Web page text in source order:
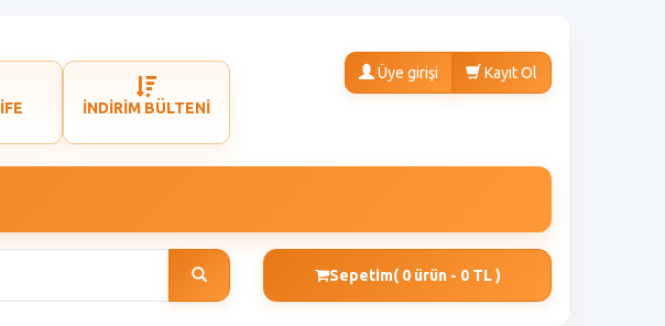
İNDİRİM BÜLTENİ
Üye girişi Kayıt Ol
Sepetim( 0 ürün - 0 TL )